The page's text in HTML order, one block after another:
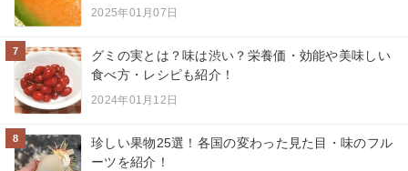
2025年01月07日
7
グミの実とは？味は渋い？栄養価・効能や美味しい
食べ方・レシピも紹介！
2024年01月12日
8
珍しい果物25選！各国の変わった見た目・味のフル
ーツを紹介！